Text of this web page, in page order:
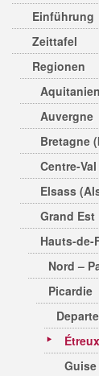
Einführung
Zeittafel
Regionen
Auvergne
Bretagne
Centre-
Elsass
Grand Est
Hauts-de-
Nord –
Picardie
Étreux
Guise